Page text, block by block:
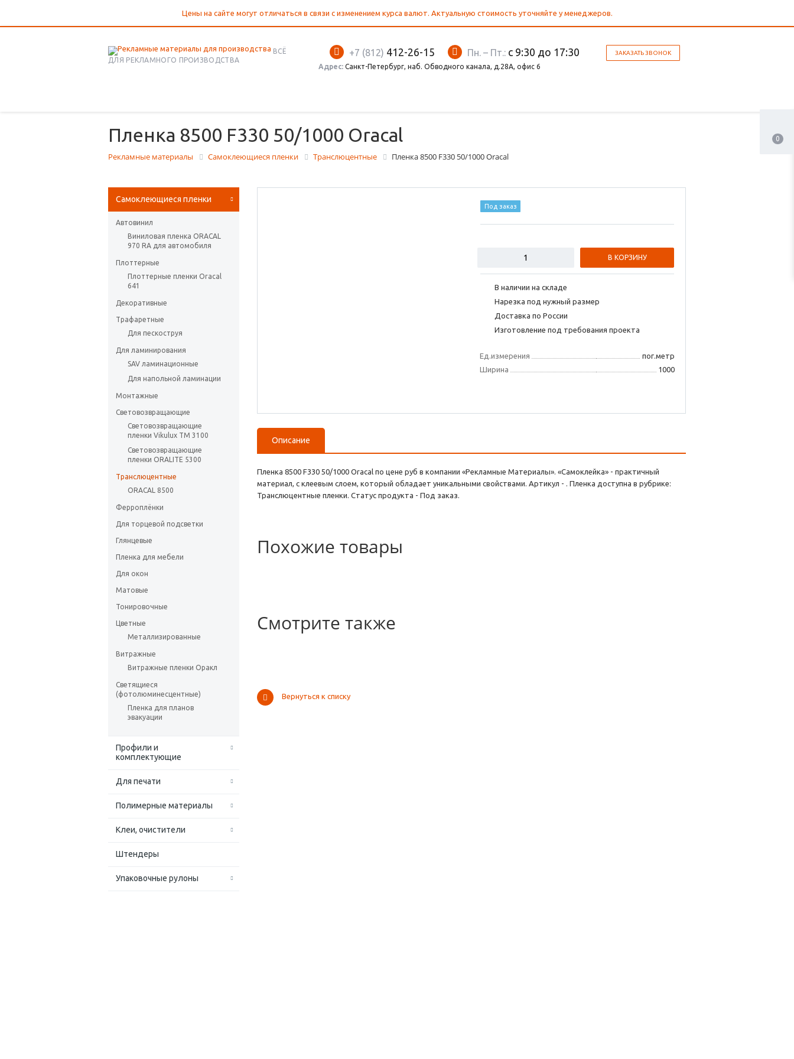
0
Цены на сайте могут отличаться в связи с изменением курса валют. Актуальную стоимость уточняйте у менеджеров.
ВСЁ
ДЛЯ РЕКЛАМНОГО ПРОИЗВОДСТВА
ЗАКАЗАТЬ ЗВОНОК
Пн. – Пт.: с 9:30 до 17:30
+7 (812) 412-26-15
Адрес: Санкт-Петербург, наб. Обводного канала, д.28А, офис 6
Пленка 8500 F330 50/1000 Oracal
Рекламные материалы Самоклеющиеся пленки Транслюцентные Пленка 8500 F330 50/1000 Oracal
Самоклеющиеся пленки
Автовинил
Виниловая пленка ORACAL
970 RA для автомобиля
Плоттерные
Плоттерные пленки Oracal
641
Декоративные
Трафаретные
Для пескоструя
Для ламинирования
SAV ламинационные
Для напольной ламинации
Монтажные
Световозвращающие
Световозвращающие
пленки Vikulux ТМ 3100
Световозвращающие
пленки ORALITE 5300
Транслюцентные
ORACAL 8500
Ферроплёнки
Для торцевой подсветки
Глянцевые
Пленка для мебели
Для окон
Матовые
Тонировочные
Цветные
Металлизированные
Витражные
Витражные пленки Оракл
Светящиеся
(фотолюминесцентные)
Пленка для планов
эвакуации
Профили и
комплектующие
Для печати
Полимерные материалы
Клеи, очистители
Штендеры
Упаковочные рулоны
Под заказ
В КОРЗИНУ
В наличии на складе
Нарезка под нужный размер
Доставка по России
Изготовление под требования проекта
Ед.измерения
пог.метр
Ширина
1000
Описание
Пленка 8500 F330 50/1000 Oracal по цене руб в компании «Рекламные Материалы». «Самоклейка» - практичный
материал, с клеевым слоем, который обладает уникальными свойствами. Артикул - . Пленка доступна в рубрике:
Транслюцентные пленки. Статус продукта - Под заказ.
Похожие товары
Смотрите также
Вернуться к списку